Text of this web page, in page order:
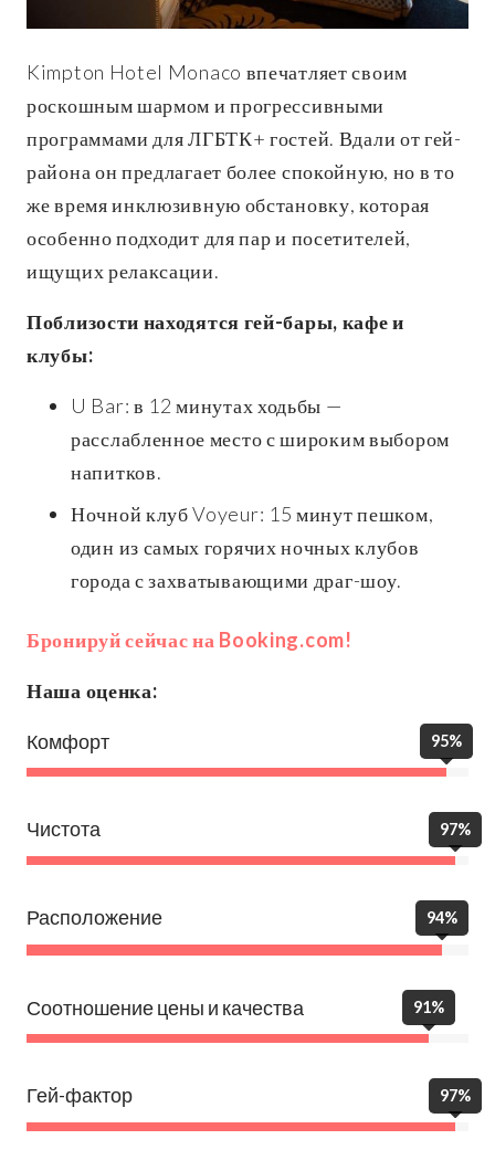
Kimpton Hotel Monaco впечатляет своим
роскошным шармом и прогрессивными
программами для ЛГБТК+ гостей. Вдали от гей-
района он предлагает более спокойную, но в то
же время инклюзивную обстановку, которая
особенно подходит для пар и посетителей,
ищущих релаксации.
Поблизости находятся гей-бары, кафе и
клубы:
U Bar: в 12 минутах ходьбы —
расслабленное место с широким выбором
напитков.
Ночной клуб Voyeur: 15 минут пешком,
один из самых горячих ночных клубов
города с захватывающими драг-шоу.
Бронируй сейчас на Booking.com!
Наша оценка:
Комфорт 95%
Чистота 97%
Расположение 94%
Соотношение цены и качества 91%
Гей-фактор 97%